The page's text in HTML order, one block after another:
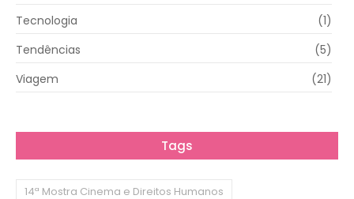
Tecnologia
(1)
Tendências
(5)
Viagem
(21)
Tags
14ª Mostra Cinema e Direitos Humanos